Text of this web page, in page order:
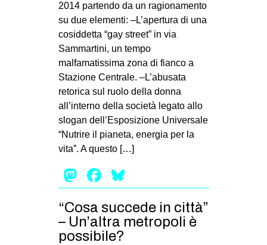
INTERNAZIONALE
AFRICA
AMERICHE
ESTREMO ORIENTE
EUROPA
MEDIO ORIENTE
MONDO
Fb
2014 partendo da un ragionamento
su due elementi: –L’apertura di una
cosiddetta “gay street” in via
Sammartini, un tempo
malfamatissima zona di fianco a
Stazione Centrale. –L’abusata
retorica sul ruolo della donna
all’interno della società legato allo
slogan dell’Esposizione Universale
“Nutrire il pianeta, energia per la
vita”. A questo […]
Mastodon
Facebook
“Cosa succede in città”
– Un’altra metropoli è
possibile?